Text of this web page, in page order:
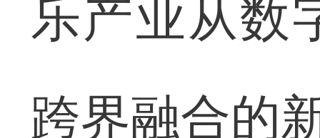
乐产业从数
跨界融合的